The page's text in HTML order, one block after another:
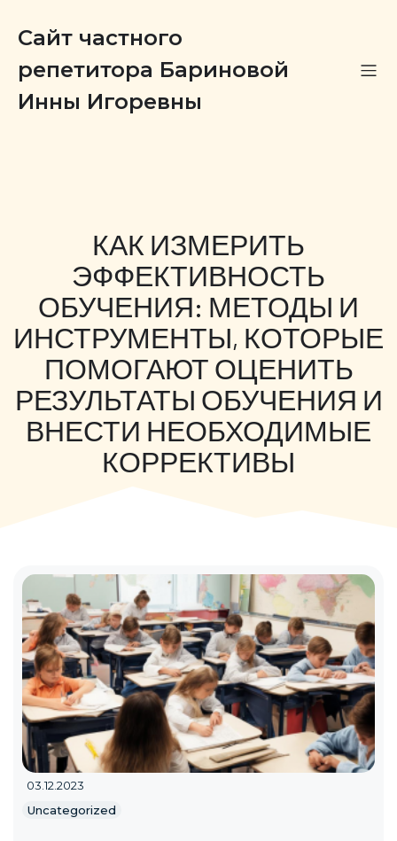
Сайт частного
репетитора Бариновой
Инны Игоревны
КАК ИЗМЕРИТЬ
ЭФФЕКТИВНОСТЬ
ОБУЧЕНИЯ: МЕТОДЫ И
ИНСТРУМЕНТЫ, КОТОРЫЕ
ПОМОГАЮТ ОЦЕНИТЬ
РЕЗУЛЬТАТЫ ОБУЧЕНИЯ И
ВНЕСТИ НЕОБХОДИМЫЕ
КОРРЕКТИВЫ
03.12.2023
Uncategorized